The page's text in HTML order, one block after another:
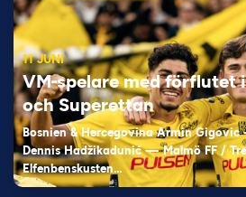
11 JUNI
VM-spelare med förflutet
och Superettan
Bosnien & Hercegovina Armin
Dennis Hadžikadunić — Malmö FF /
Elfenbenskusten…